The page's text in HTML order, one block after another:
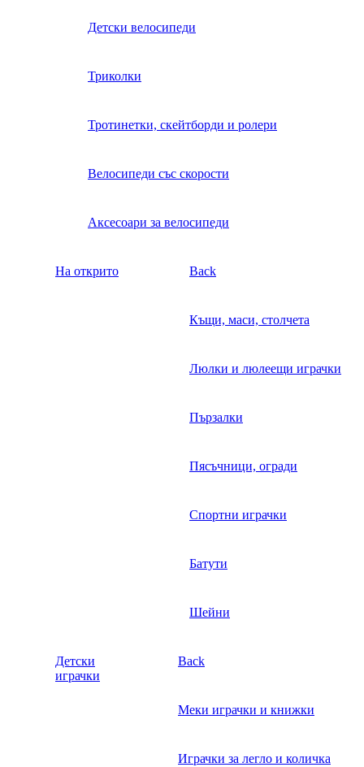
Детски велосипеди
Триколки
Тротинетки, скейтборди и ролери
Велосипеди със скорости
Аксесоари за велосипеди
На открито Back
Къщи, маси, столчета
Люлки и люлеещи играчки
Пързалки
Пясъчници, огради
Спортни играчки
Батути
Шейни
Детски
играчки
Back
Меки играчки и книжки
Играчки за легло и количка